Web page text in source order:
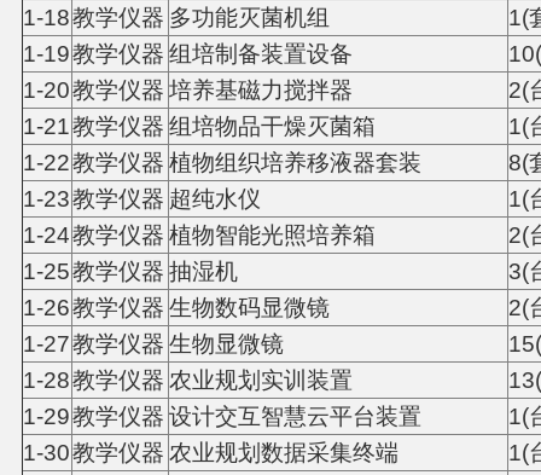
1-18教学仪器 多功能灭菌机组
1(
1-19教学仪器 组培制备装置设备
1-20教学仪器 培养基磁力搅拌器
2(
1-21教学仪器 组培物品干燥灭菌箱
1(
1-22教学仪器 植物组织培养移液器套装
8(
1-23教学仪器 超纯水仪
1(
1-24教学仪器 植物智能光照培养箱
2(
1-25教学仪器 抽湿机
3(
1-26教学仪器 生物数码显微镜
2(
1-27教学仪器 生物显微镜
1-28教学仪器 农业规划实训装置
1-29教学仪器 设计交互智慧云平台装置
1(
1-30教学仪器 农业规划数据采集终端
1(